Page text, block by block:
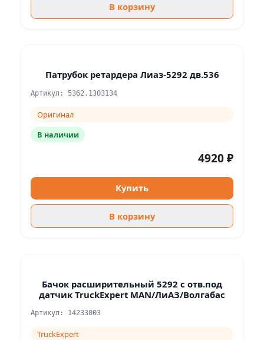
В корзину
Патрубок ретардера Лиаз-5292 дв.536
Артикул: 5362.1303134
Оригинал
В наличии
4920 ₽
Купить
В корзину
Бачок расширительный 5292 с отв.под
датчик TruckExpert MAN/ЛиАЗ/Волгабас
Артикул: 14233003
TruckExpert